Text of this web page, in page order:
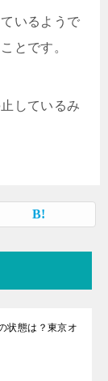
いるようで
とです。
しているみ
状態は？東京オ